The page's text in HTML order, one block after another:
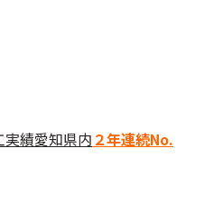
実績愛知県内 ２年連続No.